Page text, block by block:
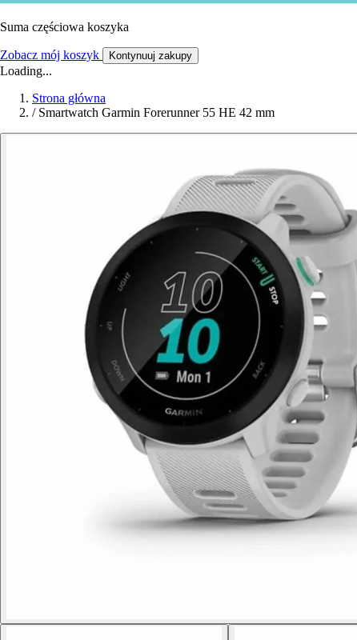
Suma częściowa koszyka
Zobacz mój koszyk Kontynuuj zakupy
Loading...
Strona główna
/ Smartwatch Garmin Forerunner 55 HE 42 mm